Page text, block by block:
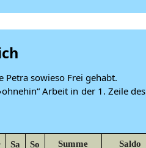
Petra sowieso Frei gehabt.
Arbeit in der 1. Zeile des
Sa So Summe Saldo